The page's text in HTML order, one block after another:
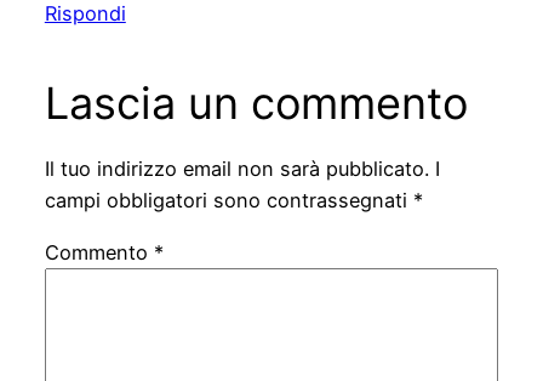
Rispondi
Lascia un commento
Il tuo indirizzo email non sarà pubblicato. I
campi obbligatori sono contrassegnati *
Commento *